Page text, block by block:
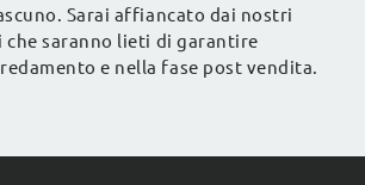
Sarai affiancato dai nostri
saranno lieti di garantire
e nella fase post vendita.